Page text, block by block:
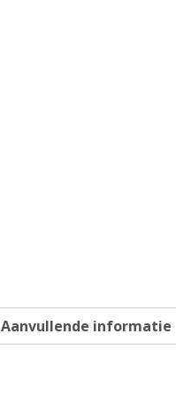
Aanvullende informatie